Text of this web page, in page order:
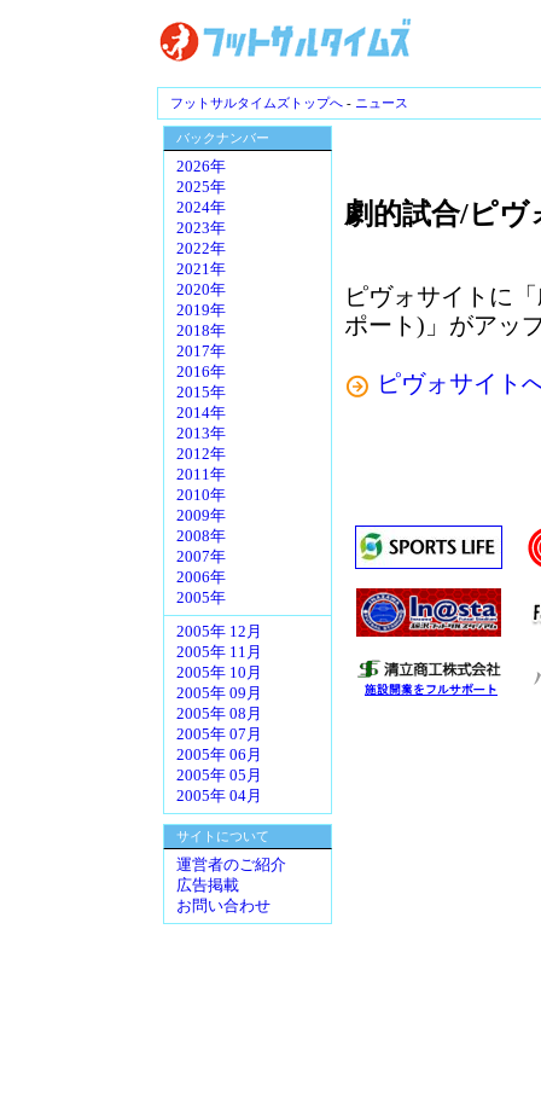
フットサルタイムズトップへ - ニュース
バックナンバー
2026年
2025年
2024年
2023年
2022年
2021年
2020年
2019年
2018年
2017年
2016年
2015年
2014年
2013年
2012年
2011年
2010年
2009年
2008年
2007年
2006年
2005年
2005年 12月
2005年 11月
2005年 10月
2005年 09月
2005年 08月
2005年 07月
2005年 06月
2005年 05月
2005年 04月
サイトについて
運営者のご紹介
広告掲載
お問い合わせ
劇的試合/ピヴ
ピヴォサイトに
ポート)」がアッ
ピヴォサイト